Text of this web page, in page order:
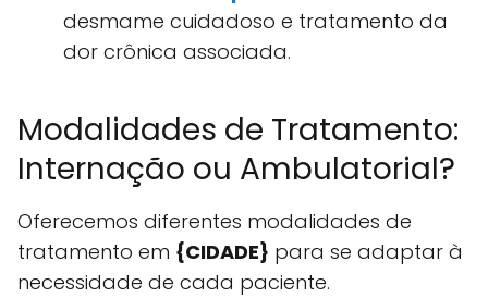
desmame cuidadoso e tratamento da
dor crônica associada.
Modalidades de Tratamento:
Internação ou Ambulatorial?
Oferecemos diferentes modalidades de
tratamento em {CIDADE} para se adaptar à
necessidade de cada paciente.